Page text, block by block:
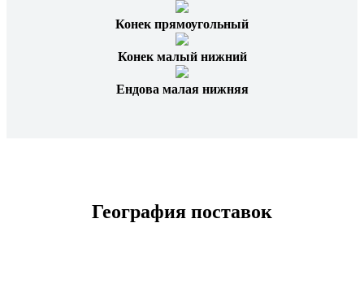
Конек прямоугольный
Конек малый нижний
Ендова малая нижняя
География поставок